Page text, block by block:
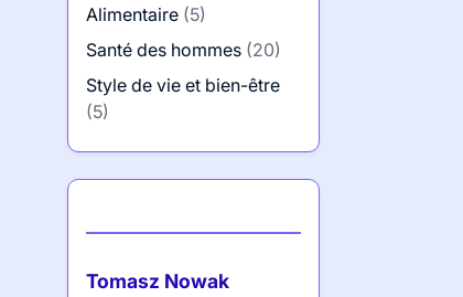
Alimentaire (5)
Santé des hommes (20)
Style de vie et bien-être
(5)
Tomasz Nowak